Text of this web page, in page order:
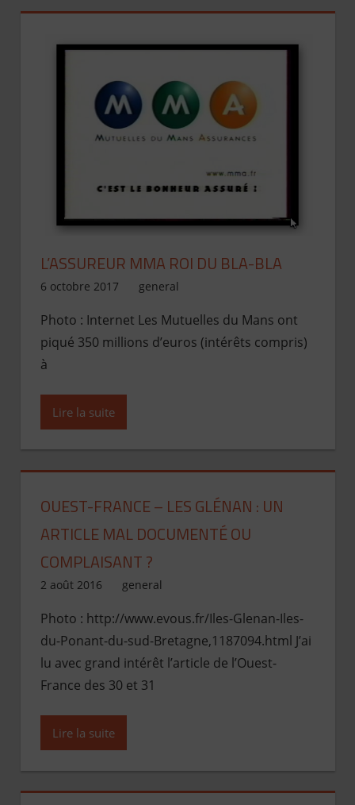
L’ASSUREUR MMA ROI DU BLA-BLA
6 octobre 2017 Jean de Pont-Scorff
general
Photo : Internet Les Mutuelles du Mans ont
piqué 350 millions d’euros (intérêts compris)
à
Lire la suite
OUEST-FRANCE – LES GLÉNAN : UN
ARTICLE MAL DOCUMENTÉ OU
COMPLAISANT ?
2 août 2016 Jean de Pont-Scorff
general
Photo : http://www.evous.fr/Iles-Glenan-Iles-
du-Ponant-du-sud-Bretagne,1187094.html J’ai
lu avec grand intérêt l’article de l’Ouest-
France des 30 et 31
Lire la suite